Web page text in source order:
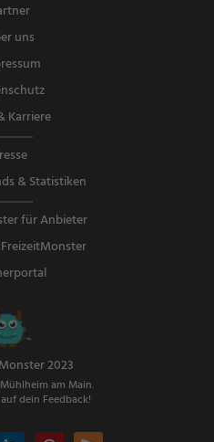
uns
Karriere
& Statistiken
für Anbieter
2023
am Main.
dein Feedback!